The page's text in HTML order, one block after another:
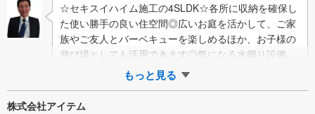
☆セキスイハイム施工の4SLDK☆各所に収納を確保し
た使い勝手の良い住空間◎広いお庭を活かして、ご家
族やご友人とバーベキューを楽しめるほか、お子様の
遊び場としても活用できます◎気になる水廻り設備は
すべて新調。快適な新生活をサポート…
もっと見る
株式会社アイテム